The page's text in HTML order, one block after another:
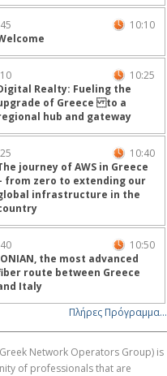
10:10
10:25
Realty: Fueling the
of Greece to a
hub and gateway
10:40
journey of AWS in Greece
from zero to extending our
infrastructure in the
10:50
the most advanced
route between Greece
Italy
Πλήρες Πρόγραμμα...
Network Operators Group) is
of professionals that are